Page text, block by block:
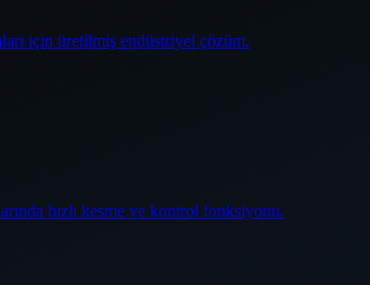
için üretilmiş endüstriyel çözüm.
hızlı kesme ve kontrol fonksiyonu.